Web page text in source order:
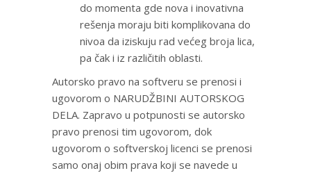
do momenta gde nova i inovativna
rešenja moraju biti komplikovana do
nivoa da iziskuju rad većeg broja lica,
pa čak i iz različitih oblasti.
Autorsko pravo na softveru se prenosi i
ugovorom o NARUDŽBINI AUTORSKOG
DELA. Zapravo u potpunosti se autorsko
pravo prenosi tim ugovorom, dok
ugovorom o softverskoj licenci se prenosi
samo onaj obim prava koji se navede u